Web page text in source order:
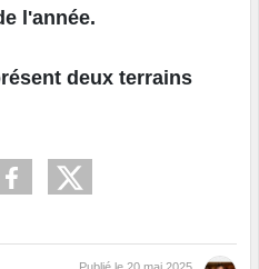
long de l'année.
deux terrains
Publié le 20 mai 2025